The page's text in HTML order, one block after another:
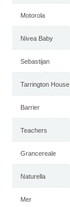
Motorola
Nivea Baby
Sebastijan
Tarrington House
Barrier
Teachers
Grancereale
Naturella
Mer